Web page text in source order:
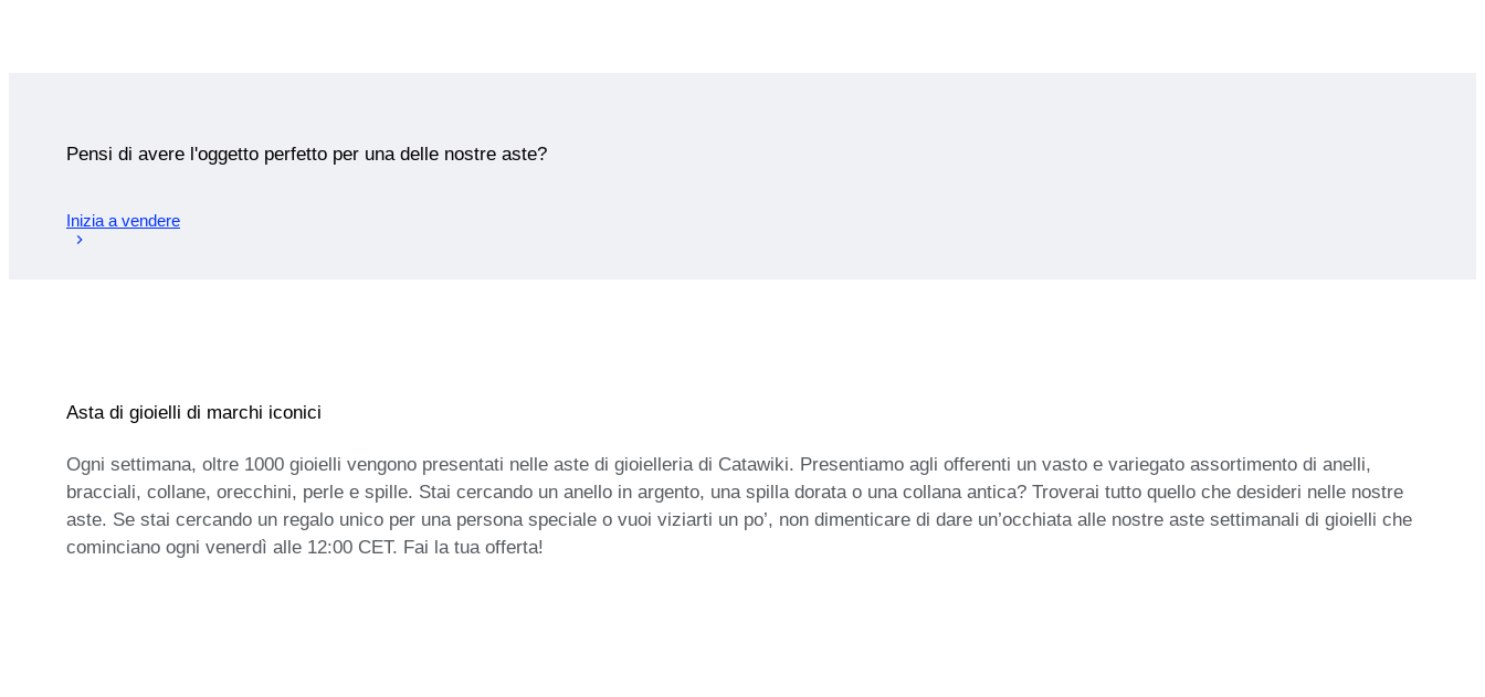
Pensi di avere l'oggetto perfetto per una delle nostre aste?
Inizia a vendere
Asta di gioielli di marchi iconici
Ogni settimana, oltre 1000 gioielli vengono presentati nelle aste di gioielleria di Catawiki. Presentiamo agli offerenti un vasto e variegato assortimento di anelli,
bracciali, collane, orecchini, perle e spille. Stai cercando un anello in argento, una spilla dorata o una collana antica? Troverai tutto quello che desideri nelle nostre
aste. Se stai cercando un regalo unico per una persona speciale o vuoi viziarti un po’, non dimenticare di dare un’occhiata alle nostre aste settimanali di gioielli che
cominciano ogni venerdì alle 12:00 CET. Fai la tua offerta!